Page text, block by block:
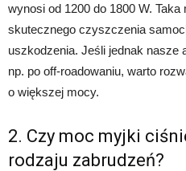
wynosi od 1200 do 1800 W.
skutecznego czyszczenia
uszkodzenia. Jeśli jednak nasze
np. po off-roadowaniu, warto
o większej mocy.
2. Czy moc myjki
rodzaju zabrudzeń?